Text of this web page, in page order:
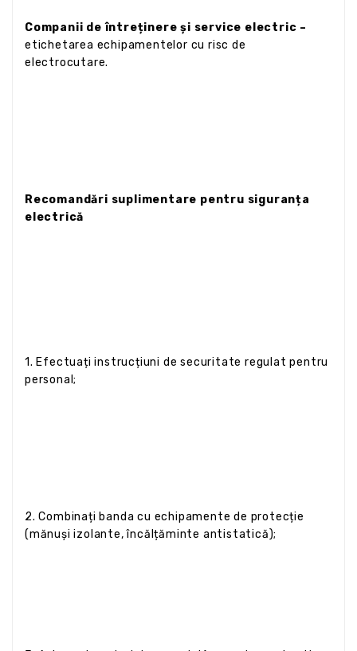
Companii de întreținere și service electric –
etichetarea echipamentelor cu risc de
electrocutare.
Recomandări suplimentare pentru siguranța
electrică
1. Efectuați instrucțiuni de securitate regulat pentru
personal;
2. Combinați banda cu echipamente de protecție
(mănuși izolante, încălțăminte antistatică);